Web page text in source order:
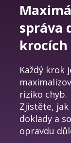
správa
krocích
Každý krok
riziko chyb.
Zjistěte, jak
doklady a
opravdu